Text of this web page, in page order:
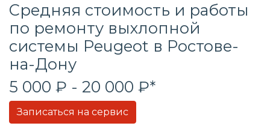
Средняя стоимость и работы
по ремонту выхлопной
системы Peugeot в Ростове-
на-Дону
5 000 ₽ - 20 000 ₽*
Записаться на сервис